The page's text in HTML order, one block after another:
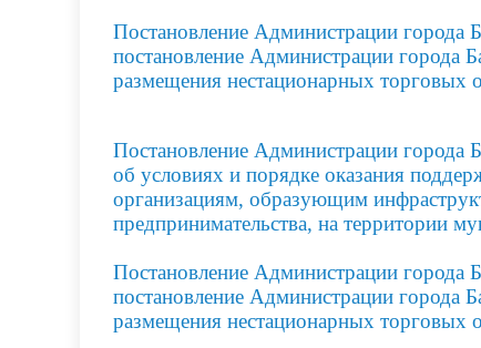
Постановление Администрации города
постановление Администрации
размещения нестационарных торговых
Постановление Администрации города
об условиях и порядке оказания
организациям, образующим
предпринимательства, на территории
Постановление Администрации города
постановление Администрации города
размещения нестационарных торговых